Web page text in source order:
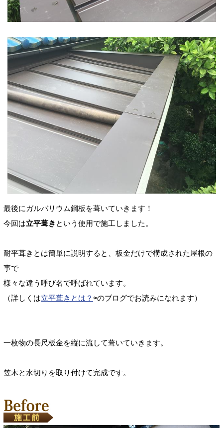
最後にガルバリウム鋼板を葺いていきます！
今回は立平葺き という使用で施工しました。
耐平葺きとは簡単に説明すると、板金だけで構成された屋根の
事で
様々な違う呼び名で呼ばれています。
（詳しくは立平葺きとは？ ⇦のブログでお読みになれます）
一枚物の長尺板金を縦に流して葺いていきます。
笠木と水切りを取り付けて完成です。